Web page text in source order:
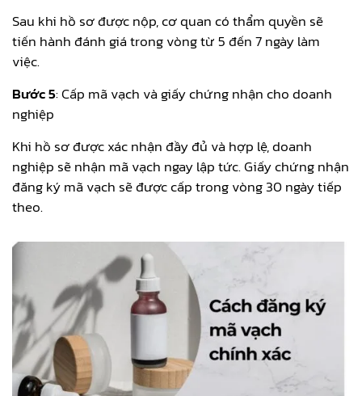
Sau khi hồ sơ được nộp, cơ quan có thẩm quyền sẽ
tiến hành đánh giá trong vòng từ 5 đến 7 ngày làm
việc.
Bước 5: Cấp mã vạch và giấy chứng nhận cho doanh
nghiệp
Khi hồ sơ được xác nhận đầy đủ và hợp lệ, doanh
nghiệp sẽ nhận mã vạch ngay lập tức. Giấy chứng nhận
đăng ký mã vạch sẽ được cấp trong vòng 30 ngày tiếp
theo.